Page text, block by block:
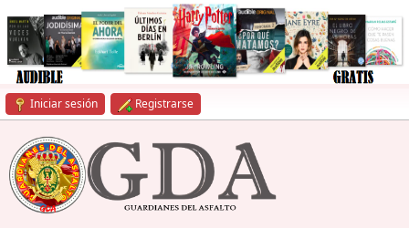
Iniciar sesión Registrarse